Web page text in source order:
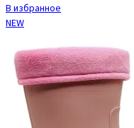
В избранное
NEW